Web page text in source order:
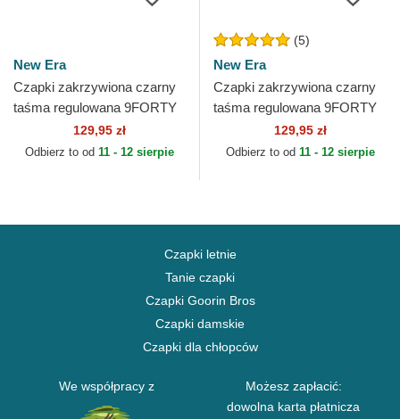
New Era
Czapki zakrzywiona czarny
taśma regulowana 9FORTY
Camo Infill New York
Yankees MLB New Era
129,95 zł
Odbierz to od 11 - 12 sierpie
(5)
New Era
Czapki zakrzywiona czarny
taśma regulowana 9FORTY
Seasonal Infill New York
Yankees MLB New Era
129,95 zł
Odbierz to od 11 - 12 sierpie
Czapki letnie
Tanie czapki
Czapki Goorin Bros
Czapki damskie
Czapki dla chłopców
We współpracy z
Możesz zapłacić:
dowolna karta płatnicza